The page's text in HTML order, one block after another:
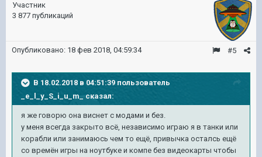
Участник
3 877 публикаций
#5
Опубликовано: 18 фев 2018, 04:59:34
В 18.02.2018 в 04:51:39 пользователь
_e_l_y_S_i_u_m_сказал:
я же говорю она виснет с модами и без.
у меня всегда закрыто всё, независимо играю я в танки или
корабли или занимаюсь чем то ещё, привычка осталсь ещё
со времён игры на ноутбуке и компе без видеокарты чтобы